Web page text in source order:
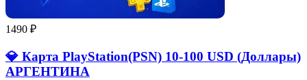
1490 ₽
💎 Карта PlayStation(PSN) 10-100 USD (Доллары)
АРГЕНТИНА